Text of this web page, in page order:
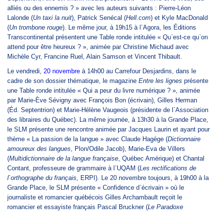
alliés ou des ennemis ? » avec les auteurs suivants : Pierre-Léon
Lalonde (Un taxi la nuit), Patrick Senécal (Hell.com) et Kyle MacDonald
(Un trombone rouge). Le même jour, à 19h15 à l`Agora, les Éditions
Transcontinental présentent une Table ronde intitulée « Qu`est-ce qu`on
attend pour être heureux ? », animée par Christine Michaud avec
Michèle Cyr, Francine Ruel, Alain Samson et Vincent Thibault.
Le vendredi, 20 novembre à 14h00 au Carrefour Desjardins, dans le
cadre de son dossier thématique, le magazine Entre les lignes présente
une Table ronde intitulée « Qui a peur du livre numérique ? », animée
par Marie-Ève Sévigny avec François Bon (écrivain), Gilles Herman
(Éd. Septentrion) et Marie-Hélène Vaugeois (présidente de l`Association
des libraires du Québec). La même journée, à 13h30 à la Grande Place,
le SLM présente une rencontre animée par Jacques Laurin et ayant pour
thème « La passion de la langue » avec Claude Hagège (Dictionnaire
amoureux des langues, Plon/Odile Jacob), Marie-Eva de Villers
(Multidictionnaire de la langue française, Québec Amérique) et Chantal
Contant, professeure de grammaire à l`UQAM (Les rectifications de
l`orthographe du français, ERPI). Le 20 novembre toujours, à 19h00 à la
Grande Place, le SLM présente « Confidence d`écrivain » où le
journaliste et romancier québécois Gilles Archambault reçoit le
romancier et essayiste français Pascal Bruckner (Le Paradoxe